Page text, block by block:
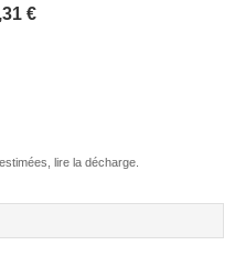
€
lire la décharge.